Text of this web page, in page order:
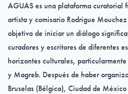
AGUAS es una plataforma curatorial
artista y comisario Rodrigue
objetivo de iniciar un diálogo
curadores y escritores de diferentes
horizontes culturales,
y Magreb. Después de haber
Bruselas (Bélgica), Ciudad de